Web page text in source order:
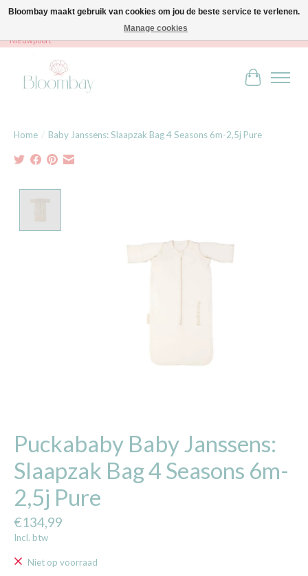
Bloombay - Babies & Kids - Bali home & interior - Robert Orlentpromenade 9A -
Nieuwpoort
Home / Baby Janssens: Slaapzak Bag 4 Seasons 6m-2,5j Pure
Puckababy Baby Janssens:
Slaapzak Bag 4 Seasons 6m-
2,5j Pure
€134,99
Incl. btw
Niet op voorraad
Bloombay maakt gebruik van cookies om jou de beste service te verlenen.
Manage cookies